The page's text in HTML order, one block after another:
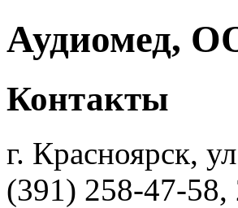
Аудиомед,
Контакты
г. Красноярск,
(391) 258-47-58,